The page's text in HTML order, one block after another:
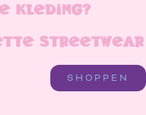
Kleding?
Streetwear
SHOPPEN